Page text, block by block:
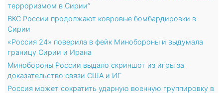
терроризмом в Сирии”
ВКС России продолжают ковровые бомбардировки в
Сирии
«Россия 24» поверила в фейк Минобороны и выдумала
границу Сирии и Ирана
Минобороны России выдало скриншот из игры за
доказательство связи США и ИГ
Россия может сократить ударную военную группировку в